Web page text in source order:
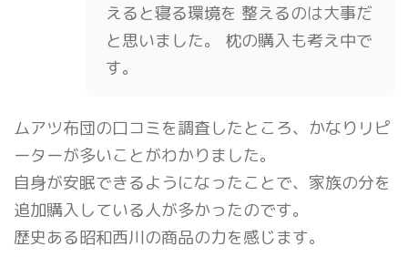
えると寝る環境を 整えるのは大事だ
と思いました。 枕の購入も考え中で
す。
ムアツ布団の口コミを調査したところ、かなりリピ
ーターが多いことがわかりました。
自身が安眠できるようになったことで、家族の分を
追加購入している人が多かったのです。
歴史ある昭和西川の商品の力を感じます。